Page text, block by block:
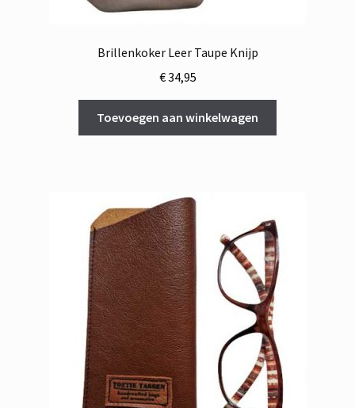
Brillenkoker Leer Taupe Knijp
€34,95
Toevoegen aan winkelwagen